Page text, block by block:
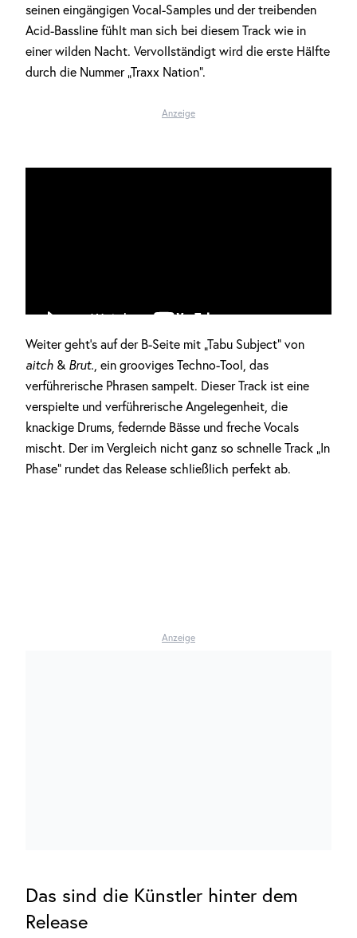
seinen eingängigen Vocal-Samples und der treibenden
Acid-Bassline fühlt man sich bei diesem Track wie in
einer wilden Nacht. Vervollständigt wird die erste Hälfte
durch die Nummer „Traxx Nation“.
Anzeige
Weiter geht’s auf der B-Seite mit „Tabu Subject“ von
aitch & Brut., ein grooviges Techno-Tool, das
verführerische Phrasen sampelt. Dieser Track ist eine
verspielte und verführerische Angelegenheit, die
knackige Drums, federnde Bässe und freche Vocals
mischt. Der im Vergleich nicht ganz so schnelle Track „In
Phase“ rundet das Release schließlich perfekt ab.
Anzeige
Das sind die Künstler hinter dem
Release